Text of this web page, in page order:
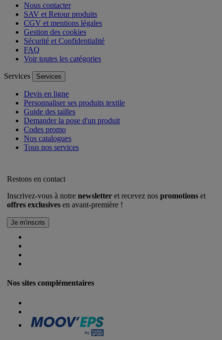
Nous contacter
SAV et Retour produits
CGV et mentions légales
Gestion des cookies
Sécurité et Confidentialité
FAQ
Voir toutes les catégories
Services Services
Devis en ligne
Personnaliser ses produits textile
Guide des tailles
Demander la pose d'un produit
Codes promo
Nos catalogues
Tous nos services
Restons en contact
Inscrivez-vous à notre newsletter et recevez nos promotions et
offres exclusives en avant-première !
Nos sites complémentaires